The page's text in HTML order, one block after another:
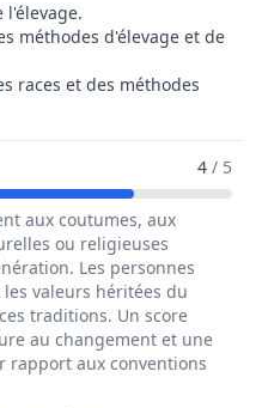
l'élevage.
méthodes d'élevage et de
races et des méthodes
De Eleveur / Eleveuse
4 / 5
aux coutumes, aux
ou religieuses
Les personnes
valeurs héritées du
traditions. Un score
au changement et une
rapport aux conventions